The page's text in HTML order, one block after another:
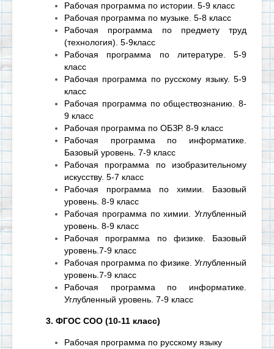
Рабочая программа по истории. 5-9 класс
Рабочая программа по музыке. 5-8 класс
Рабочая программа по предмету труд
(технология). 5-9класс
Рабочая программа по литературе. 5-9
класс
Рабочая программа по русскому языку. 5-9
класс
Рабочая программа по обществознанию. 8-
9 класс
Рабочая программа по ОБЗР. 8-9 класс
Рабочая программа по информатике.
Базовый уровень. 7-9 класс
Рабочая программа по изобразительному
искусству. 5-7 класс
Рабочая программа по химии. Базовый
уровень. 8-9 класс
Рабочая программа по химии. Углубленный
уровень. 8-9 класс
Рабочая программа по физике. Базовый
уровень.7-9 класс
Рабочая программа по физике. Углубленный
уровень.7-9 класс
Рабочая программа по информатике.
Углубленный уровень. 7-9 класс
3. ФГОС СОО (10-11 класс)
Рабочая программа по русскому языку